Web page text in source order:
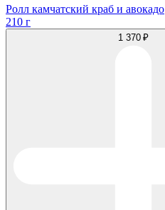
Ролл камчатский краб и авокадо
210 г
1 370 ₽